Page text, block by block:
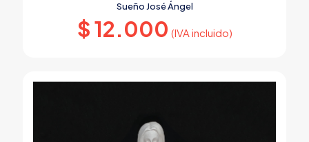
Sueño José Ángel
$12.000 (IVA incluido)